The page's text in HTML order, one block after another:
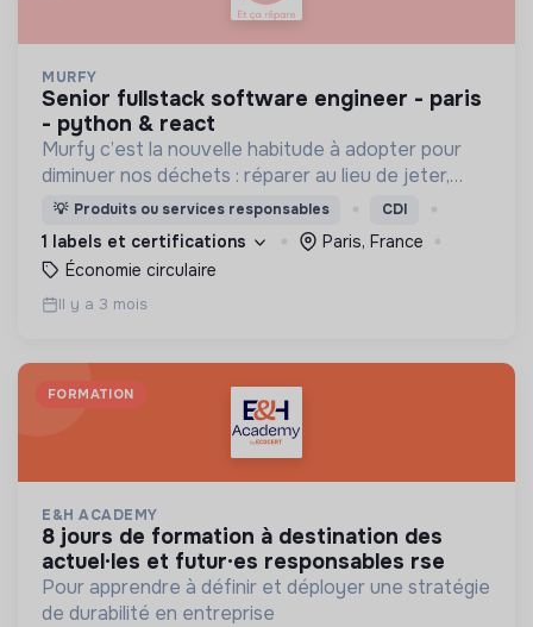
MURFY
senior fullstack software engineer - paris
- python & react
Murfy c’est la nouvelle habitude à adopter pour
diminuer nos déchets : réparer au lieu de jeter,
remettre en état pour prolonger la durée de vie
de nos appareils et s’équiper en reconditionné.
💡 Produits ou services responsables CDI
1 labels et certifications
Paris, France
Économie circulaire
Il y a 3 mois
FORMATION
E&H ACADEMY
8 jours de formation à destination des
actuel·les et futur·es responsables rse
Pour apprendre à définir et déployer une stratégie
de durabilité en entreprise